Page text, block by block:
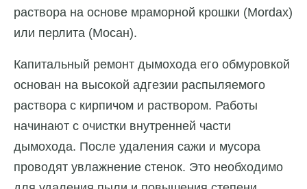
раствора на основе мраморной крошки (Mordax)
или перлита (Мосан).
Капитальный ремонт дымохода его обмуровкой
основан на высокой адгезии распыляемого
раствора с кирпичом и раствором. Работы
начинают с очистки внутренней части
дымохода. После удаления сажи и мусора
проводят увлажнение стенок. Это необходимо